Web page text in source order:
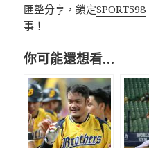
匯整分享，鎖定SPORT598
事！
你可能還想看…